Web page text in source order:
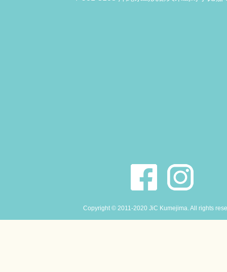
Copyright © 2011-2020 JiC Kumejima. All rights